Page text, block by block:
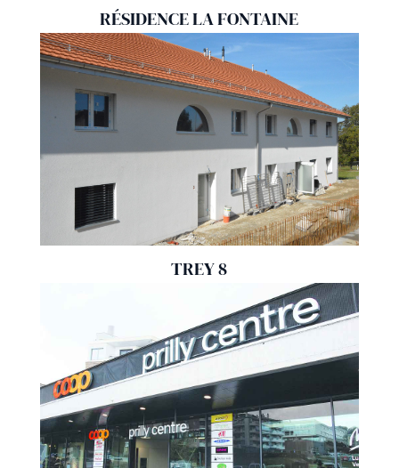
RÉSIDENCE LA FONTAINE
TREY 8